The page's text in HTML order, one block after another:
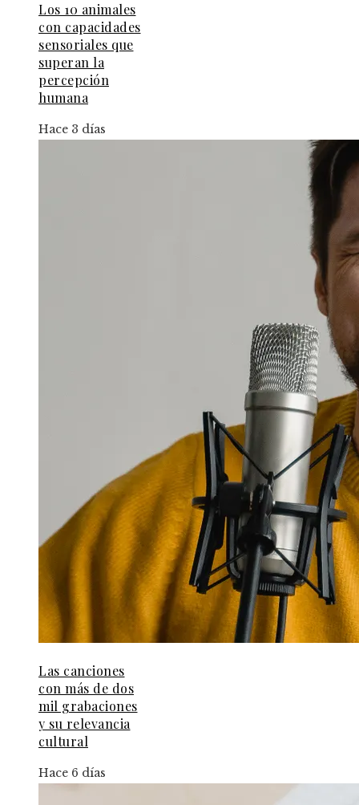
Los 10 animales
con capacidades
sensoriales que
superan la
percepción
humana
Hace 3 días
Las canciones
con más de dos
mil grabaciones
y su relevancia
cultural
Hace 6 días